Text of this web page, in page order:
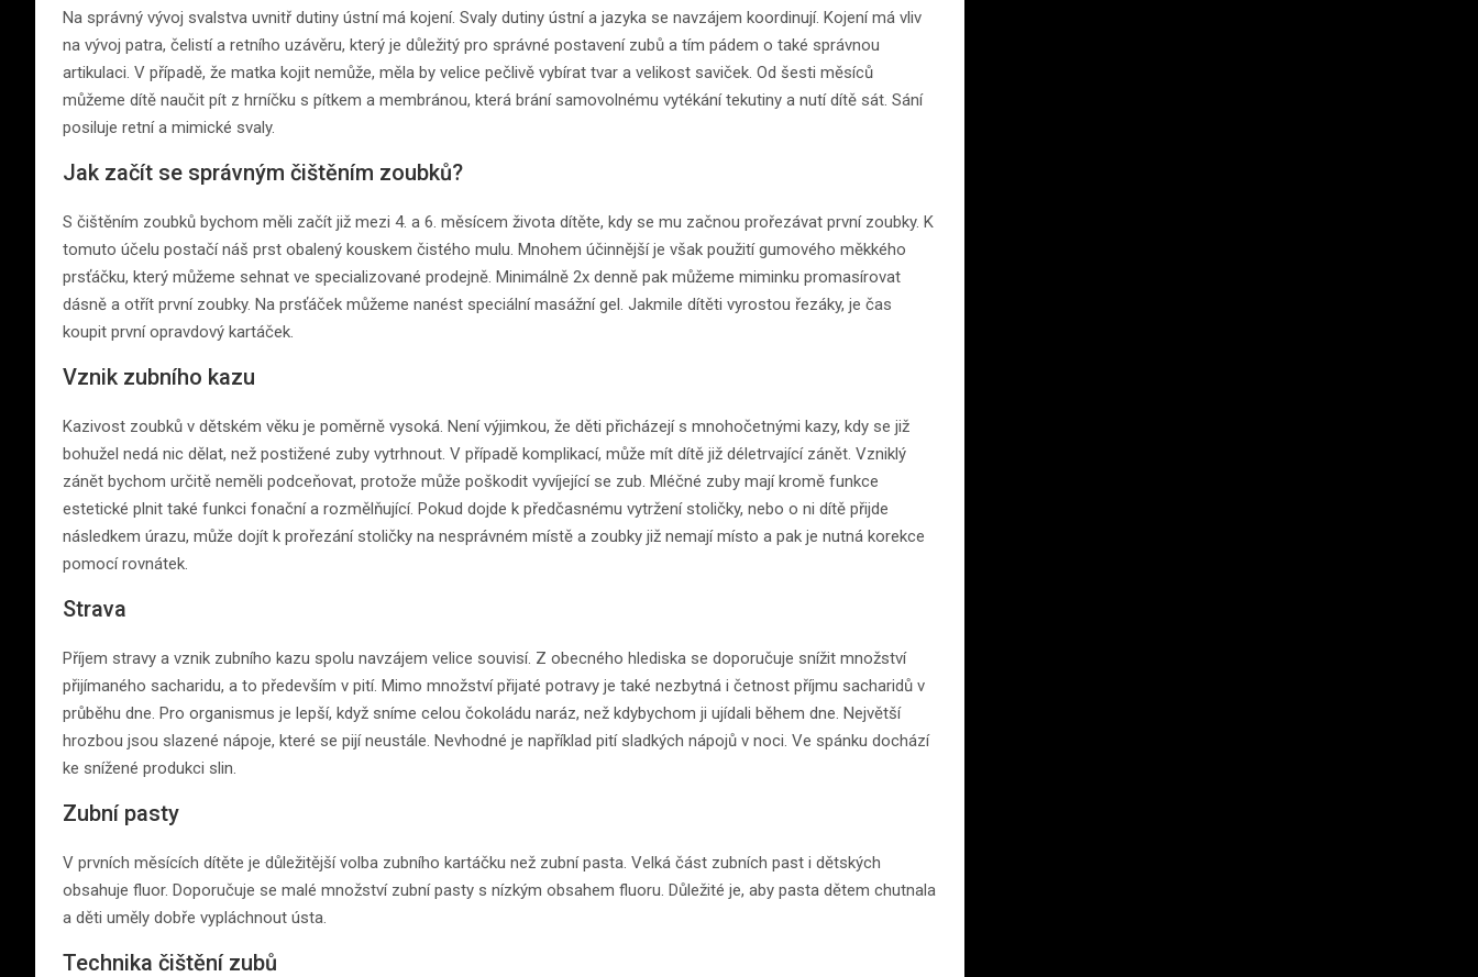
Na správný vývoj svalstva uvnitř dutiny ústní má kojení. Svaly dutiny ústní a jazyka se navzájem koordinují. Kojení má vliv
na vývoj patra, čelistí a retního uzávěru, který je důležitý pro správné postavení zubů a tím pádem o také správnou
artikulaci. V případě, že matka kojit nemůže, měla by velice pečlivě vybírat tvar a velikost saviček. Od šesti měsíců
můžeme dítě naučit pít z hrníčku s pítkem a membránou, která brání samovolnému vytékání tekutiny a nutí dítě sát. Sání
posiluje retní a mimické svaly.
Jak začít se správným čištěním zoubků?
S čištěním zoubků bychom měli začít již mezi 4. a 6. měsícem života dítěte, kdy se mu začnou prořezávat první zoubky. K
tomuto účelu postačí náš prst obalený kouskem čistého mulu. Mnohem účinnější je však použití gumového měkkého
prsťáčku, který můžeme sehnat ve specializované prodejně. Minimálně 2x denně pak můžeme miminku promasírovat
dásně a otřít první zoubky. Na prsťáček můžeme nanést speciální masážní gel. Jakmile dítěti vyrostou řezáky, je čas
koupit první opravdový kartáček.
Vznik zubního kazu
Kazivost zoubků v dětském věku je poměrně vysoká. Není výjimkou, že děti přicházejí s mnohočetnými kazy, kdy se již
bohužel nedá nic dělat, než postižené zuby vytrhnout. V případě komplikací, může mít dítě již déletrvající zánět. Vzniklý
zánět bychom určitě neměli podceňovat, protože může poškodit vyvíjející se zub. Mléčné zuby mají kromě funkce
estetické plnit také funkci fonační a rozmělňující. Pokud dojde k předčasnému vytržení stoličky, nebo o ni dítě přijde
následkem úrazu, může dojít k prořezání stoličky na nesprávném místě a zoubky již nemají místo a pak je nutná korekce
pomocí rovnátek.
Strava
Příjem stravy a vznik zubního kazu spolu navzájem velice souvisí. Z obecného hlediska se doporučuje snížit množství
přijímaného sacharidu, a to především v pití. Mimo množství přijaté potravy je také nezbytná i četnost příjmu sacharidů v
průběhu dne. Pro organismus je lepší, když sníme celou čokoládu naráz, než kdybychom ji ujídali během dne. Největší
hrozbou jsou slazené nápoje, které se pijí neustále. Nevhodné je například pití sladkých nápojů v noci. Ve spánku dochází
ke snížené produkci slin.
Zubní pasty
V prvních měsících dítěte je důležitější volba zubního kartáčku než zubní pasta. Velká část zubních past i dětských
obsahuje fluor. Doporučuje se malé množství zubní pasty s nízkým obsahem fluoru. Důležité je, aby pasta dětem chutnala
a děti uměly dobře vypláchnout ústa.
Technika čištění zubů